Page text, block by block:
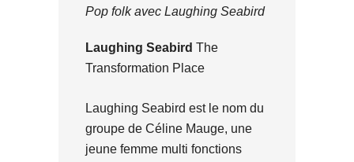
Pop folk avec Laughing Seabird
Laughing Seabird The
Transformation Place
Laughing Seabird est le nom du
groupe de Céline Mauge, une
jeune femme multi fonctions